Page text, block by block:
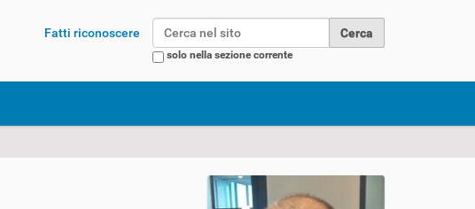
solo nella sezione corrente
Fatti riconoscere